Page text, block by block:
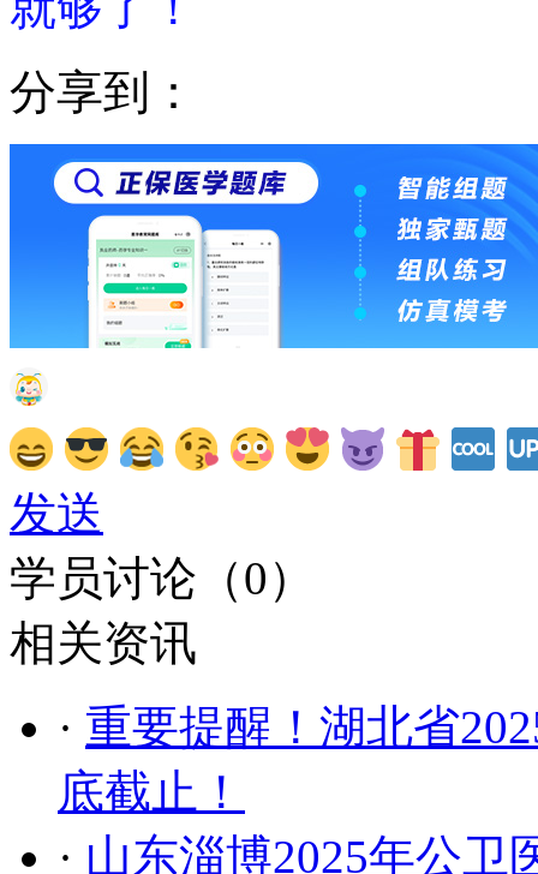
分享到：
发送
学员讨论（0）
相关资讯
· 重要提醒！湖北省
底截止！
· 山东淄博2025年公卫